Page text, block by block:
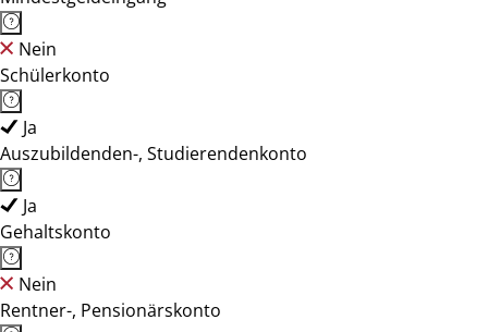
Nein
Schülerkonto
Ja
Auszubildenden-, Studierendenkonto
Ja
Gehaltskonto
Nein
Rentner-, Pensionärskonto